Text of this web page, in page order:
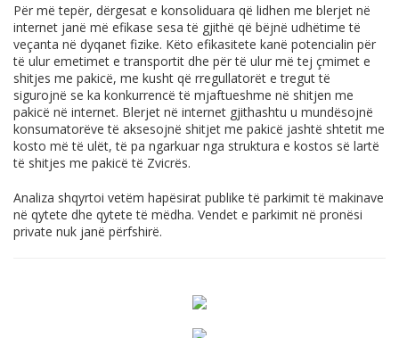
Për më tepër, dërgesat e konsoliduara që lidhen me blerjet në
internet janë më efikase sesa të gjithë që bëjnë udhëtime të
veçanta në dyqanet fizike. Këto efikasitete kanë potencialin për
të ulur emetimet e transportit dhe për të ulur më tej çmimet e
shitjes me pakicë, me kusht që rregullatorët e tregut të
sigurojnë se ka konkurrencë të mjaftueshme në shitjen me
pakicë në internet. Blerjet në internet gjithashtu u mundësojnë
konsumatorëve të aksesojnë shitjet me pakicë jashtë shtetit me
kosto më të ulët, të pa ngarkuar nga struktura e kostos së lartë
të shitjes me pakicë të Zvicrës.
Analiza shqyrtoi vetëm hapësirat publike të parkimit të makinave
në qytete dhe qytete të mëdha. Vendet e parkimit në pronësi
private nuk janë përfshirë.